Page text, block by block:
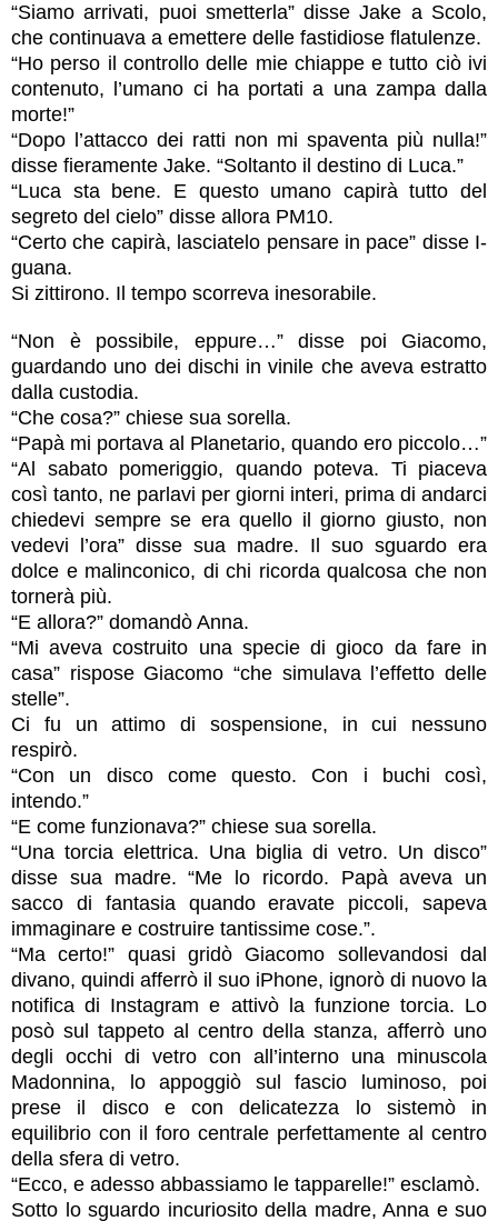
“Siamo arrivati, puoi smetterla” disse Jake a Scolo,
che continuava a emettere delle fastidiose flatulenze.
“Ho perso il controllo delle mie chiappe e tutto ciò ivi
contenuto, l’umano ci ha portati a una zampa dalla
morte!”
“Dopo l’attacco dei ratti non mi spaventa più nulla!”
disse fieramente Jake. “Soltanto il destino di Luca.”
“Luca sta bene. E questo umano capirà tutto del
segreto del cielo” disse allora PM10.
“Certo che capirà, lasciatelo pensare in pace” disse I-
guana.
Si zittirono. Il tempo scorreva inesorabile.
“Non è possibile, eppure…” disse poi Giacomo,
guardando uno dei dischi in vinile che aveva estratto
dalla custodia.
“Che cosa?” chiese sua sorella.
“Papà mi portava al Planetario, quando ero piccolo…”
“Al sabato pomeriggio, quando poteva. Ti piaceva
così tanto, ne parlavi per giorni interi, prima di andarci
chiedevi sempre se era quello il giorno giusto, non
vedevi l’ora” disse sua madre. Il suo sguardo era
dolce e malinconico, di chi ricorda qualcosa che non
tornerà più.
“E allora?” domandò Anna.
“Mi aveva costruito una specie di gioco da fare in
casa” rispose Giacomo “che simulava l’effetto delle
stelle”.
Ci fu un attimo di sospensione, in cui nessuno
respirò.
“Con un disco come questo. Con i buchi così,
intendo.”
“E come funzionava?” chiese sua sorella.
“Una torcia elettrica. Una biglia di vetro. Un disco”
disse sua madre. “Me lo ricordo. Papà aveva un
sacco di fantasia quando eravate piccoli, sapeva
immaginare e costruire tantissime cose.”.
“Ma certo!” quasi gridò Giacomo sollevandosi dal
divano, quindi afferrò il suo iPhone, ignorò di nuovo la
notifica di Instagram e attivò la funzione torcia. Lo
posò sul tappeto al centro della stanza, afferrò uno
degli occhi di vetro con all’interno una minuscola
Madonnina, lo appoggiò sul fascio luminoso, poi
prese il disco e con delicatezza lo sistemò in
equilibrio con il foro centrale perfettamente al centro
della sfera di vetro.
“Ecco, e adesso abbassiamo le tapparelle!” esclamò.
Sotto lo sguardo incuriosito della madre, Anna e suo